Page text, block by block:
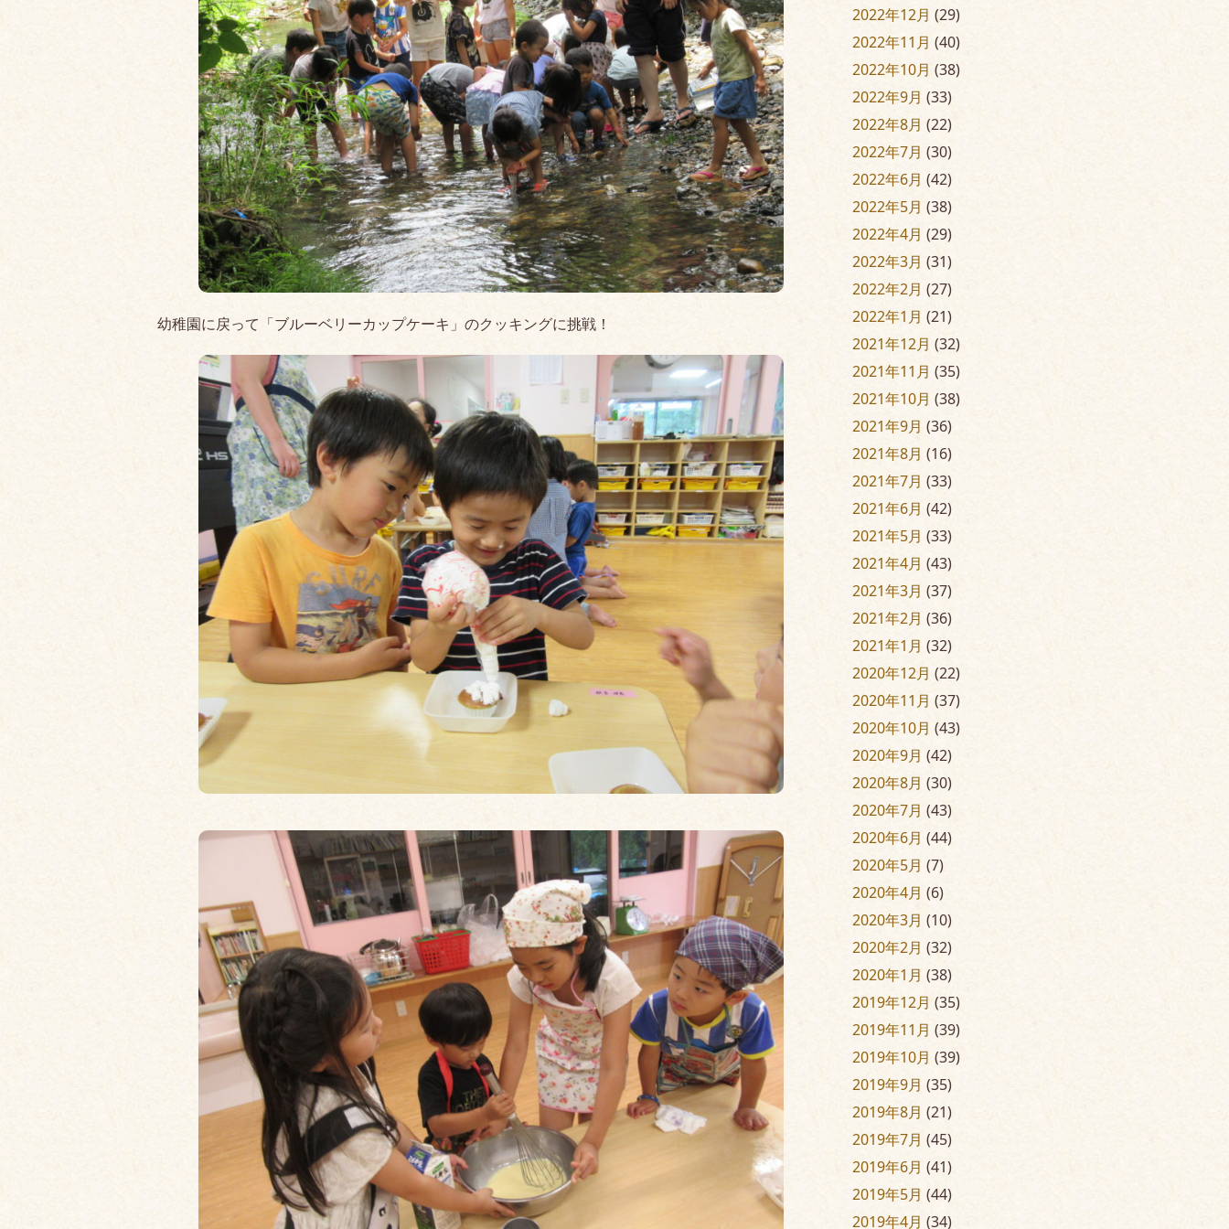
幼稚園に戻って「ブルーベリーカップケーキ」のクッキングに挑戦！
2022年12月 (29)
2022年11月 (40)
2022年10月 (38)
2022年9月 (33)
2022年8月 (22)
2022年7月 (30)
2022年6月 (42)
2022年5月 (38)
2022年4月 (29)
2022年3月 (31)
2022年2月 (27)
2022年1月 (21)
2021年12月 (32)
2021年11月 (35)
2021年10月 (38)
2021年9月 (36)
2021年8月 (16)
2021年7月 (33)
2021年6月 (42)
2021年5月 (33)
2021年4月 (43)
2021年3月 (37)
2021年2月 (36)
2021年1月 (32)
2020年12月 (22)
2020年11月 (37)
2020年10月 (43)
2020年9月 (42)
2020年8月 (30)
2020年7月 (43)
2020年6月 (44)
2020年5月 (7)
2020年4月 (6)
2020年3月 (10)
2020年2月 (32)
2020年1月 (38)
2019年12月 (35)
2019年11月 (39)
2019年10月 (39)
2019年9月 (35)
2019年8月 (21)
2019年7月 (45)
2019年6月 (41)
2019年5月 (44)
2019年4月 (34)